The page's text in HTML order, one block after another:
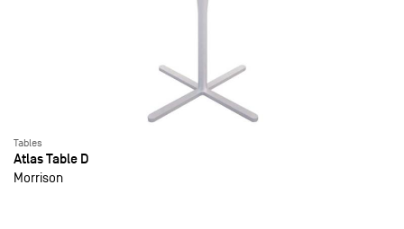
Tables
Atlas Table D
Morrison